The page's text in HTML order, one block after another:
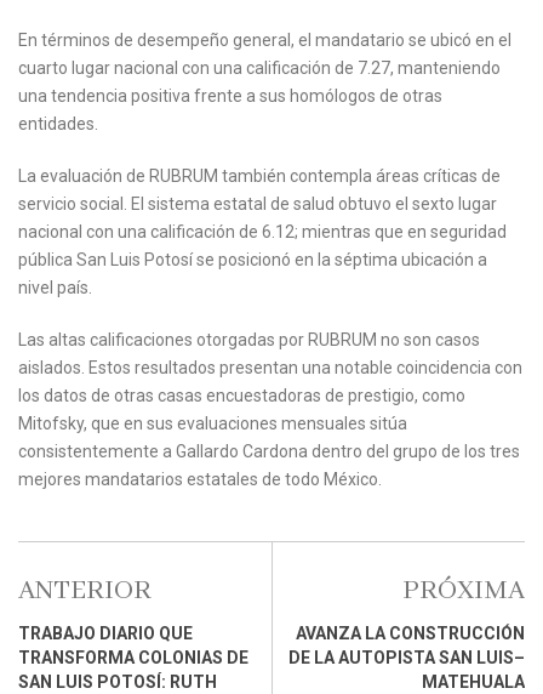
En términos de desempeño general, el mandatario se ubicó en el
cuarto lugar nacional con una calificación de 7.27, manteniendo
una tendencia positiva frente a sus homólogos de otras
entidades.
La evaluación de RUBRUM también contempla áreas críticas de
servicio social. El sistema estatal de salud obtuvo el sexto lugar
nacional con una calificación de 6.12; mientras que en seguridad
pública San Luis Potosí se posicionó en la séptima ubicación a
nivel país.
Las altas calificaciones otorgadas por RUBRUM no son casos
aislados. Estos resultados presentan una notable coincidencia con
los datos de otras casas encuestadoras de prestigio, como
Mitofsky, que en sus evaluaciones mensuales sitúa
consistentemente a Gallardo Cardona dentro del grupo de los tres
mejores mandatarios estatales de todo México.
ANTERIOR
TRABAJO DIARIO QUE
TRANSFORMA COLONIAS DE
SAN LUIS POTOSÍ: RUTH
PRÓXIMA
AVANZA LA CONSTRUCCIÓN
DE LA AUTOPISTA SAN LUIS–
MATEHUALA